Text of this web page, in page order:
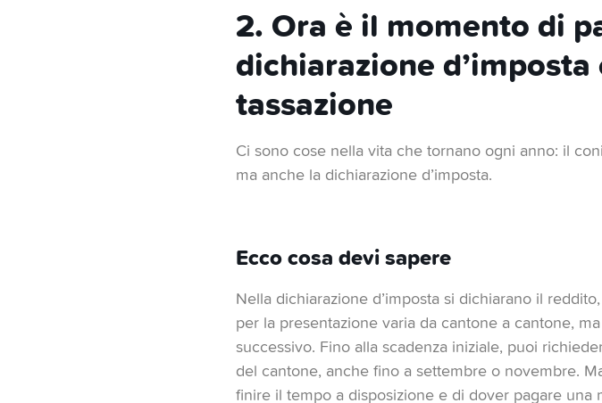
2. Ora è il momento di
dichiarazione
tassazione
Ci sono cose nella vita che tornano ogni anno: il
ma anche la dichiarazione d’imposta.
Ecco cosa devi sapere
Nella dichiarazione d’imposta si dichiarano il
per la presentazione varia da cantone a cantone,
successivo. Fino alla scadenza iniziale, puoi
del cantone, anche fino a settembre o novembre.
finire il tempo a disposizione e di dover pagare una